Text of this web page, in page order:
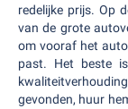
redelijke prijs. Op
van de grote
om vooraf het
past. Het beste
gevonden, huur